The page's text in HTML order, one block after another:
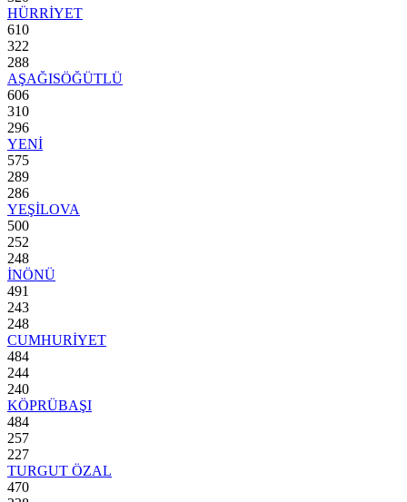
HÜRRİYET
610
322
288
AŞAĞISÖĞÜTLÜ
606
310
296
YENİ
575
289
286
YEŞİLOVA
500
252
248
İNÖNÜ
491
243
248
CUMHURİYET
484
244
240
KÖPRÜBAŞI
484
257
227
TURGUT ÖZAL
470